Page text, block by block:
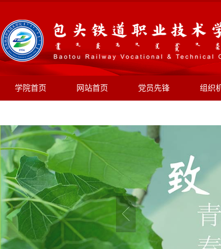
学院首页 网站首页 党员先锋 组织